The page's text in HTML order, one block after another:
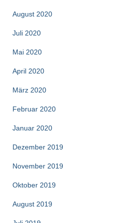
August 2020
Juli 2020
Mai 2020
April 2020
März 2020
Februar 2020
Januar 2020
Dezember 2019
November 2019
Oktober 2019
August 2019